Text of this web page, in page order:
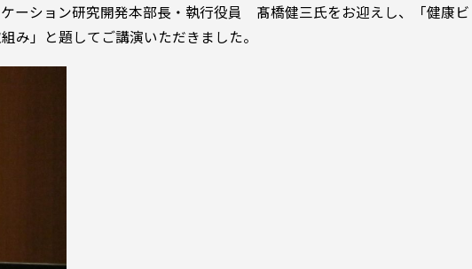
ション研究開発本部長・執行役員 髙橋健三氏をお迎えし、「健康ビ
み」と題してご講演いただきました。